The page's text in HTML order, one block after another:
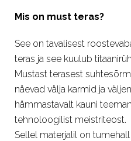
Mis on must teras?
See on tavalisest
teras ja see kuulub
Mustast terasest
näevad välja karmid ja
hämmastavalt kauni
tehnoloogilist meistriteost.
Sellel materjalil on